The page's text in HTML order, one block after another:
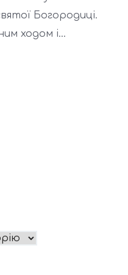
Богородиці.
ходом і...